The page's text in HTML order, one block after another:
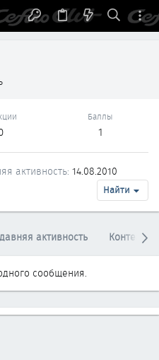
Баллы
1
активность 14.08.2010
Найти
активность Контент
сообщения.